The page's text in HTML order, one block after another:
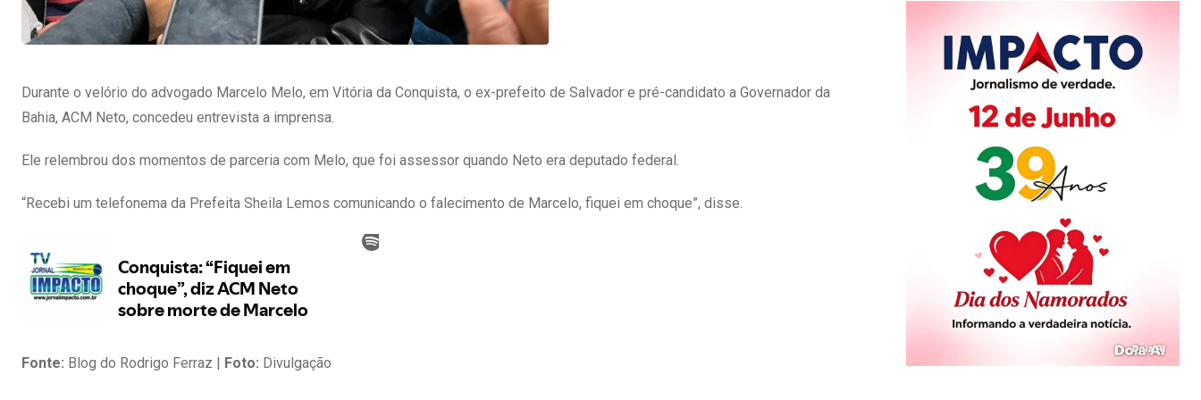
Durante o velório do advogado Marcelo Melo, em Vitória da Conquista, o ex-prefeito de Salvador e pré-candidato a Governador da
Bahia, ACM Neto, concedeu entrevista a imprensa.
Ele relembrou dos momentos de parceria com Melo, que foi assessor quando Neto era deputado federal.
“Recebi um telefonema da Prefeita Sheila Lemos comunicando o falecimento de Marcelo, fiquei em choque”, disse.
Fonte: Blog do Rodrigo Ferraz | Foto: Divulgação